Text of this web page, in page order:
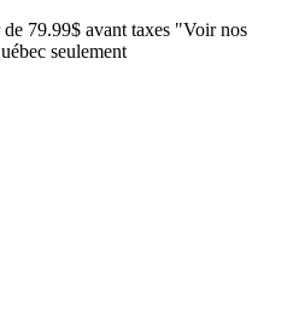
79.99$ avant taxes "Voir nos
seulement